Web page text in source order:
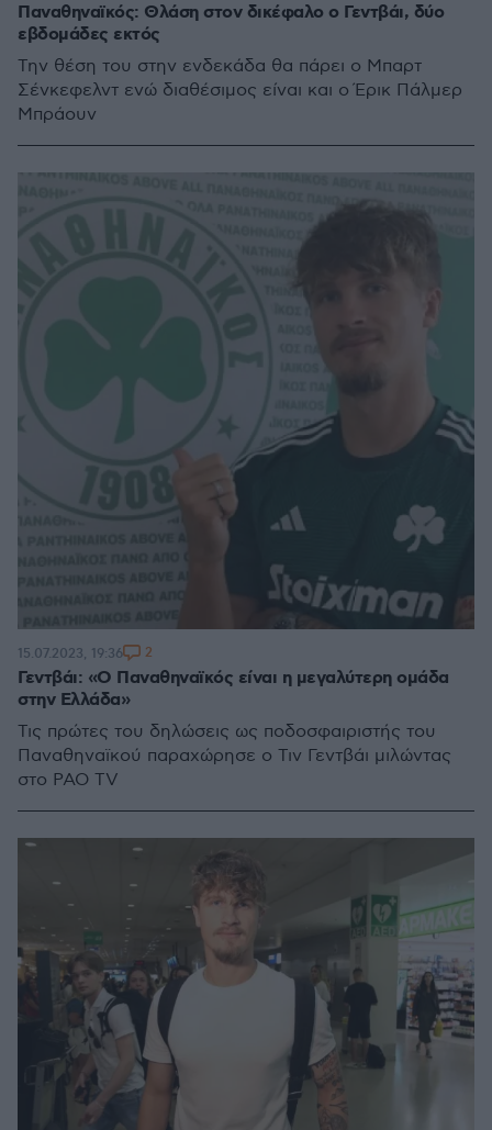
Παναθηναϊκός: Θλάση στον δικέφαλο ο Γεντβάι, δύο
εβδομάδες εκτός
Την θέση του στην ενδεκάδα θα πάρει ο Μπαρτ
Σένκεφελντ ενώ διαθέσιμος είναι και ο Έρικ Πάλμερ
Μπράουν
Γεντβάι: «Ο Παναθηναϊκός είναι η μεγαλύτερη ομάδα
στην Ελλάδα»
Τις πρώτες του δηλώσεις ως ποδοσφαιριστής του
Παναθηναϊκού παραχώρησε ο Τιν Γεντβάι μιλώντας
στο PAO TV
15.07.2023, 19:36 2